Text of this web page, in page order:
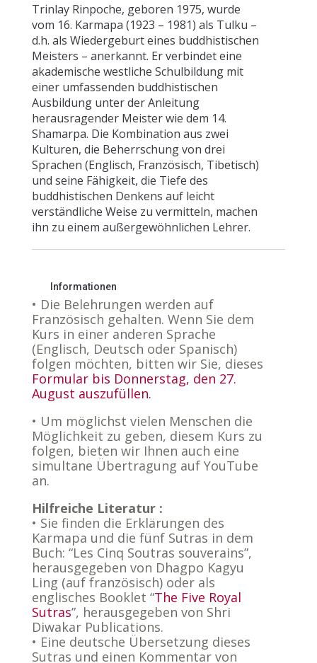
Trinlay Rinpoche, geboren 1975, wurde
vom 16. Karmapa (1923 – 1981) als Tulku –
d.h. als Wiedergeburt eines buddhistischen
Meisters – anerkannt. Er verbindet eine
akademische westliche Schulbildung mit
einer umfassenden buddhistischen
Ausbildung unter der Anleitung
herausragender Meister wie dem 14.
Shamarpa. Die Kombination aus zwei
Kulturen, die Beherrschung von drei
Sprachen (Englisch, Französisch, Tibetisch)
und seine Fähigkeit, die Tiefe des
buddhistischen Denkens auf leicht
verständliche Weise zu vermitteln, machen
ihn zu einem außergewöhnlichen Lehrer.
Informationen
• Die Belehrungen werden auf
Französisch gehalten. Wenn Sie dem
Kurs in einer anderen Sprache
(Englisch, Deutsch oder Spanisch)
folgen möchten, bitten wir Sie, dieses
Formular bis Donnerstag, den 27.
August auszufüllen.
• Um möglichst vielen Menschen die
Möglichkeit zu geben, diesem Kurs zu
folgen, bieten wir Ihnen auch eine
simultane Übertragung auf YouTube
an.
Hilfreiche Literatur :
• Sie finden die Erklärungen des
Karmapa und die fünf Sutras in dem
Buch: “Les Cinq Soutras souverains”,
herausgegeben von Dhagpo Kagyu
Ling (auf französisch) oder als
englisches Booklet “The Five Royal
Sutras”, herausgegeben von Shri
Diwakar Publications.
• Eine deutsche Übersetzung dieses
Sutras und einen Kommentar von